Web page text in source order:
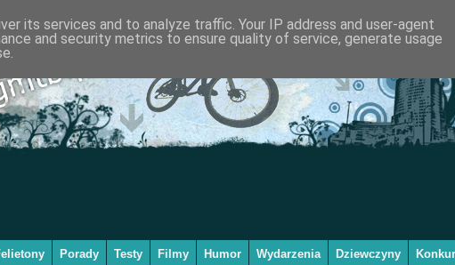
Porady Testy Filmy Humor Wydarzenia Dziewczyny
its services and to analyze traffic. Your IP address and user-agent
and security metrics to ensure quality of service, generate usage